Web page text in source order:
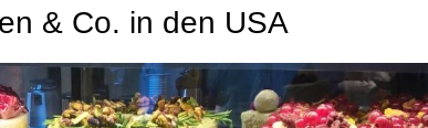
& Co. in den USA